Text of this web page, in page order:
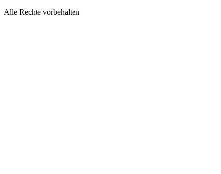
Alle Rechte vorbehalten